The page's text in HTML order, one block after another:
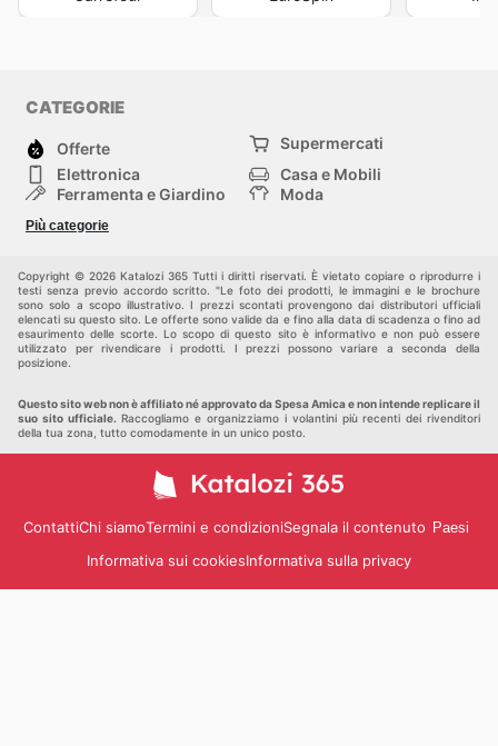
CATEGORIE
Offerte
Supermercati
Elettronica
Casa e Mobili
Ferramenta e Giardino
Moda
Bambini e Neonati
Più categorie
Copyright © 2026 Katalozi 365 Tutti i diritti riservati. È vietato copiare o riprodurre i
testi senza previo accordo scritto. "Le foto dei prodotti, le immagini e le brochure
sono solo a scopo illustrativo. I prezzi scontati provengono dai distributori ufficiali
elencati su questo sito. Le offerte sono valide da e fino alla data di scadenza o fino ad
esaurimento delle scorte. Lo scopo di questo sito è informativo e non può essere
utilizzato per rivendicare i prodotti. I prezzi possono variare a seconda della
posizione.
Questo sito web non è affiliato né approvato da Spesa Amica e non intende replicare il
suo sito ufficiale. Raccogliamo e organizziamo i volantini più recenti dei rivenditori
della tua zona, tutto comodamente in un unico posto.
ContattiChi siamoTermini e condizioniSegnala il contenuto Paesi
Informativa sui cookiesInformativa sulla privacy